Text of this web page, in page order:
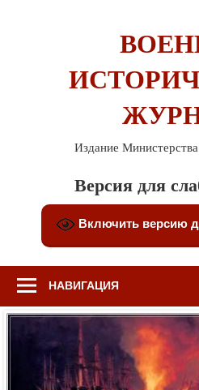
Издание
Версия для
Включить версию
НАВИГАЦИЯ